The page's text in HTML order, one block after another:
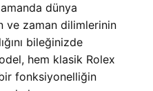
dünya
ve zaman dilimlerinin
bileğinizde
hem klasik Rolex
fonksiyonelliğin